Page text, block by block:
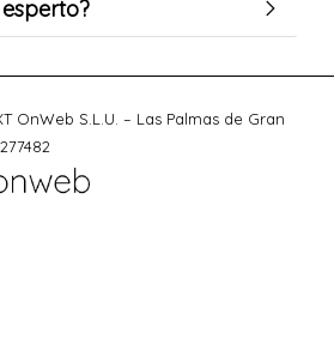
OnWeb S.L.U. – Las Palmas de Gran